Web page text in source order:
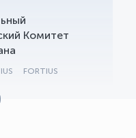
Комитет
FORTIUS